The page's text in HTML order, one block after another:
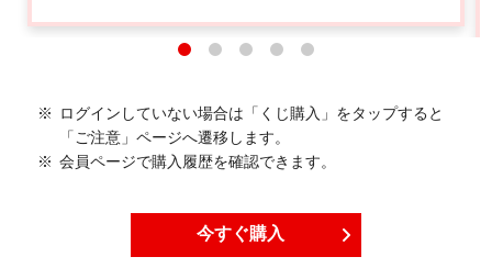
ログインしていない場合は「くじ購入」をタップすると
「ご注意」ページへ遷移します。
会員ページで購入履歴を確認できます。
今すぐ購入